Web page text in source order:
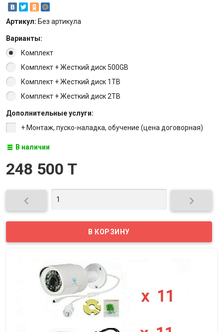
Артикул: Без артикула
Варианты:
Комплект
Комплект + Жесткий диск 500GB
Комплект + Жесткий диск 1TB
Комплект + Жесткий диск 2TB
Дополнительные услуги:
+ Монтаж, пуско-наладка, обучение (цена договорная)
В наличии
248 500 T
 